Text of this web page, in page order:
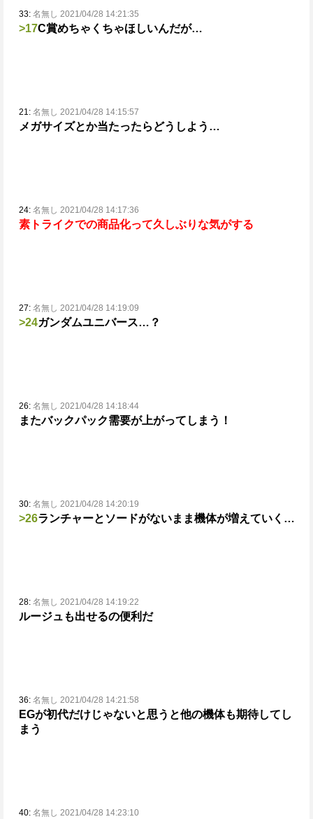
33: 名無し 2021/04/28 14:21:35
>17C賞めちゃくちゃほしいんだが…
21: 名無し 2021/04/28 14:15:57
メガサイズとか当たったらどうしよう…
24: 名無し 2021/04/28 14:17:36
素トライクでの商品化って久しぶりな気がする
27: 名無し 2021/04/28 14:19:09
>24ガンダムユニバース…？
26: 名無し 2021/04/28 14:18:44
またバックパック需要が上がってしまう！
30: 名無し 2021/04/28 14:20:19
>26ランチャーとソードがないまま機体が増えていく…
28: 名無し 2021/04/28 14:19:22
ルージュも出せるの便利だ
36: 名無し 2021/04/28 14:21:58
EGが初代だけじゃないと思うと他の機体も期待してし
まう
40: 名無し 2021/04/28 14:23:10